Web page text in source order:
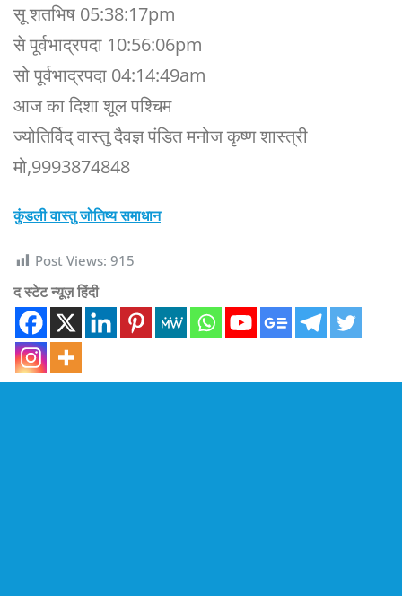
सू शतभिष 05:38:17pm
से पूर्वभाद्रपदा 10:56:06pm
सो पूर्वभाद्रपदा 04:14:49am
आज का दिशा शूल पश्चिम
ज्योतिर्विद् वास्तु दैवज्ञ पंडित मनोज कृष्ण शास्त्री
मो,9993874848
कुंडली वास्तु जोतिष्य समाधान
Post Views: 915
द स्टेट न्यूज़ हिंदी